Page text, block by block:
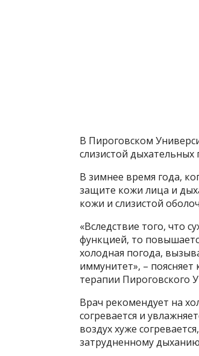
В Пироговском
слизистой дыхательных
В зимнее время года,
защите кожи лица и
кожи и слизистой
«Вследствие того, что
функцией, то
холодная погода,
иммунитет», –
терапии Пироговского
Врач рекомендует на
согревается и
воздух хуже
затрудненному